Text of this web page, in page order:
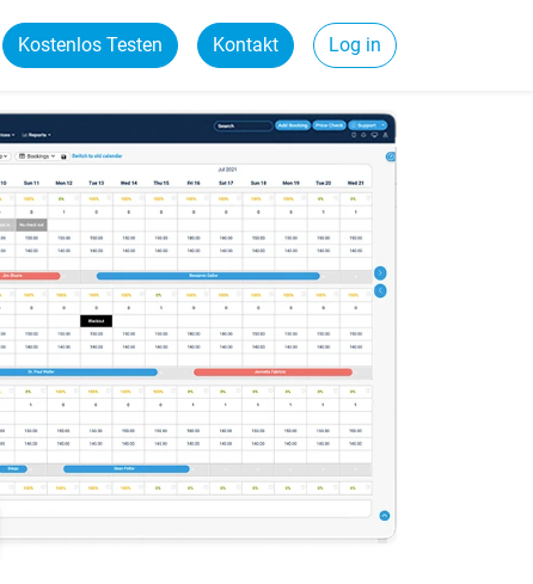
Kostenlos Testen Kontakt Log in